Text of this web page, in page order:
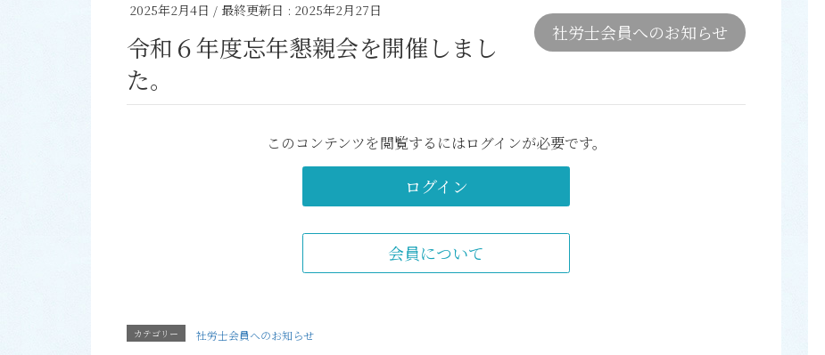
2025年2月4日 / 最終更新日 : 2025年2月27日
社労士会員へのお知らせ
令和６年度忘年懇親会を開催しまし
た。
このコンテンツを閲覧するにはログインが必要です。
ログイン
会員について
カテゴリー 社労士会員へのお知らせ